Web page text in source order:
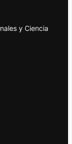
y Ciencia